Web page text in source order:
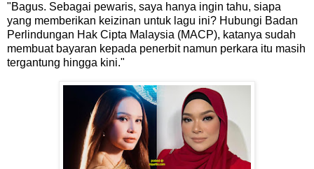
"Bagus. Sebagai pewaris, saya hanya ingin tahu, siapa
yang memberikan keizinan untuk lagu ini? Hubungi Badan
Perlindungan Hak Cipta Malaysia (MACP), katanya sudah
membuat bayaran kepada penerbit namun perkara itu masih
tergantung hingga kini."